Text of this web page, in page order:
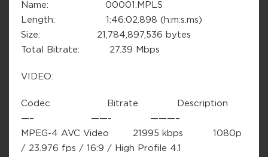
Name: 00001.MPLS
Length: 1:46:02.898 (h:m:s.ms)
Size: 21,784,897,536 bytes
Total Bitrate: 27.39 Mbps
VIDEO:
Codec Bitrate Description
—– ——- ———–
MPEG-4 AVC Video 21995 kbps 1080p
/ 23.976 fps / 16:9 / High Profile 4.1